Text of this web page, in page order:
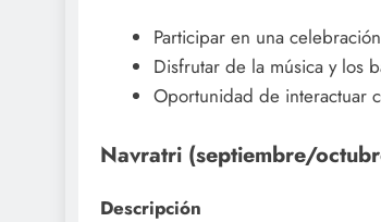
Participar en una
Disfrutar de la música y los
Oportunidad de interactuar
Navratri (septiembre/
Descripción